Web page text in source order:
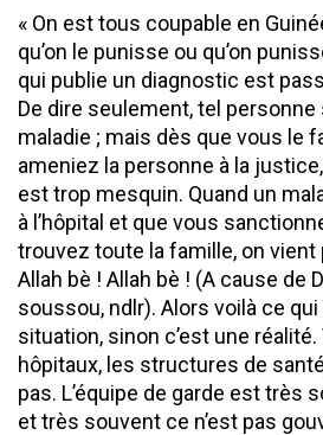
« On est tous coupable en
qu’on le punisse ou qu’on
qui publie un diagnostic est
De dire seulement, tel
maladie ; mais dès que vous le
ameniez la personne à la
est trop mesquin. Quand un
à l’hôpital et que vous
trouvez toute la famille, on vient
Allah bè ! Allah bè ! (A cause de
soussou, ndlr). Alors voilà ce
situation, sinon c’est une
hôpitaux, les structures de
pas. L’équipe de garde est très
et très souvent ce n’est pas